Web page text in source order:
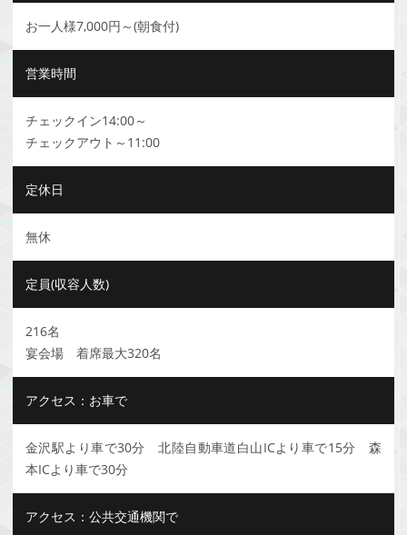
お一人様7,000円～(朝食付)
営業時間
チェックイン14:00～
チェックアウト～11:00
定休日
無休
定員(収容人数)
216名
宴会場 着席最大320名
アクセス：お車で
金沢駅より車で30分 北陸自動車道白山ICより車で15分 森
本ICより車で30分
アクセス：公共交通機関で